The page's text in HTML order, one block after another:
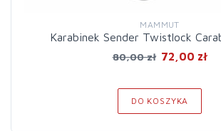
MAMMUT
Karabinek Sender Twistlock
80,00 zł 72,00 zł
DO KOSZYKA